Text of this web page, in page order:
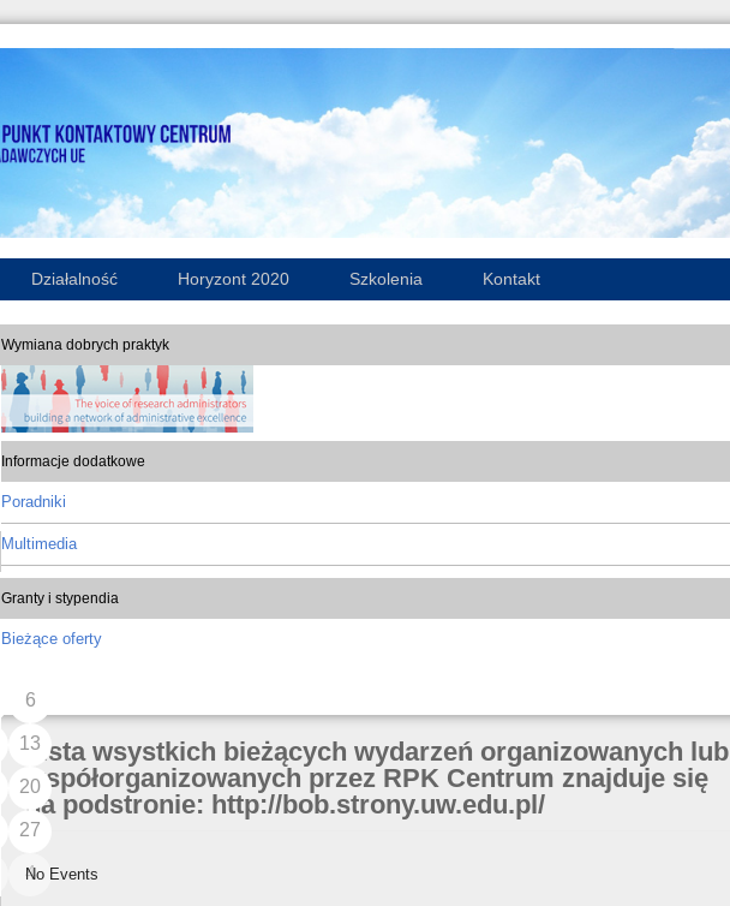
Działalność Horyzont 2020 Szkolenia Kontakt
6
13
20
27
4
Wymiana dobrych praktyk
Informacje dodatkowe
Poradniki
Multimedia
Granty i stypendia
Bieżące oferty
Lista wsystkich bieżących wydarzeń organizowanych lub
współorganizowanych przez RPK Centrum znajduje się
na podstronie: http://bob.strony.uw.edu.pl/
No Events